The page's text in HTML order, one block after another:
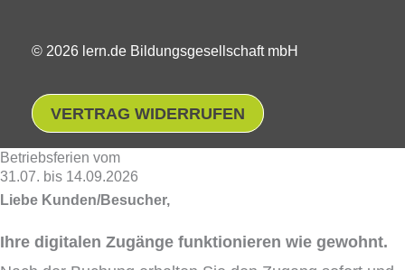
© 2026 lern.de Bildungsgesellschaft mbH
VERTRAG WIDERRUFEN
Betriebsferien vom
31.07. bis 14.09.2026
Liebe Kunden/Besucher,
Ihre digitalen Zugänge funktionieren wie gewohnt.